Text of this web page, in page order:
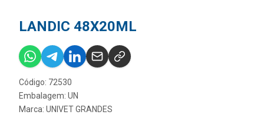
LANDIC 48X20ML
Código: 72530
Embalagem: UN
Marca: UNIVET GRANDES